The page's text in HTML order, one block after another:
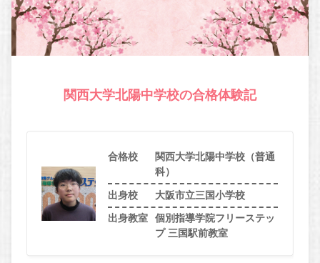
関西大学北陽中学校の合格体験記
合格校
関西大学北陽中学校（普通
科）
出身校 大阪市立三国小学校
出身教室
個別指導学院フリーステッ
プ 三国駅前教室